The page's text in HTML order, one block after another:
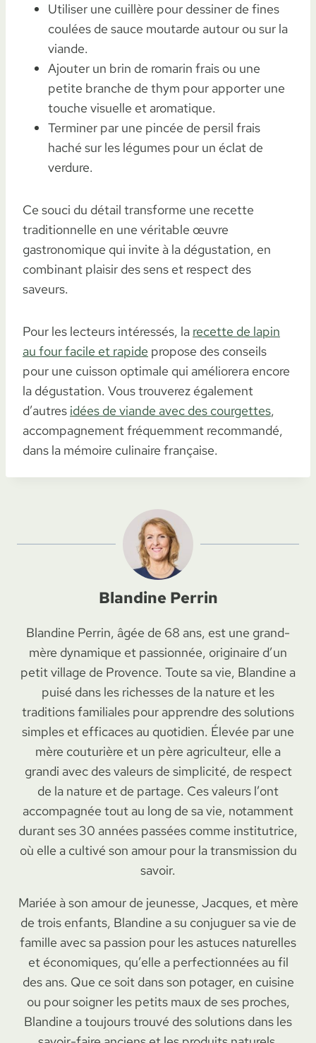
Utiliser une cuillère pour dessiner de fines
coulées de sauce moutarde autour ou sur la
viande.
Ajouter un brin de romarin frais ou une
petite branche de thym pour apporter une
touche visuelle et aromatique.
Terminer par une pincée de persil frais
haché sur les légumes pour un éclat de
verdure.
Ce souci du détail transforme une recette
traditionnelle en une véritable œuvre
gastronomique qui invite à la dégustation, en
combinant plaisir des sens et respect des
saveurs.
Pour les lecteurs intéressés, la recette de lapin
au four facile et rapide propose des conseils
pour une cuisson optimale qui améliorera encore
la dégustation. Vous trouverez également
d’autres idées de viande avec des courgettes,
accompagnement fréquemment recommandé,
dans la mémoire culinaire française.
Blandine Perrin
Blandine Perrin, âgée de 68 ans, est une grand-
mère dynamique et passionnée, originaire d’un
petit village de Provence. Toute sa vie, Blandine a
puisé dans les richesses de la nature et les
traditions familiales pour apprendre des solutions
simples et efficaces au quotidien. Élevée par une
mère couturière et un père agriculteur, elle a
grandi avec des valeurs de simplicité, de respect
de la nature et de partage. Ces valeurs l’ont
accompagnée tout au long de sa vie, notamment
durant ses 30 années passées comme institutrice,
où elle a cultivé son amour pour la transmission du
savoir.
Mariée à son amour de jeunesse, Jacques, et mère
de trois enfants, Blandine a su conjuguer sa vie de
famille avec sa passion pour les astuces naturelles
et économiques, qu’elle a perfectionnées au fil
des ans. Que ce soit dans son potager, en cuisine
ou pour soigner les petits maux de ses proches,
Blandine a toujours trouvé des solutions dans les